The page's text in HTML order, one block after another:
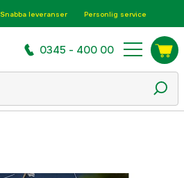
Snabba leveranser Personlig service
0345 - 400 00